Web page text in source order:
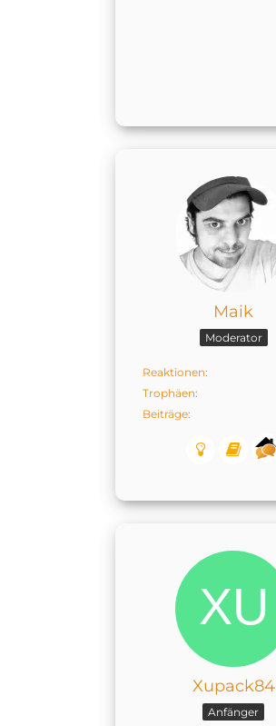
Maik
Moderator
Reaktionen
Trophäen
Beiträge
Xupack84
Anfänger